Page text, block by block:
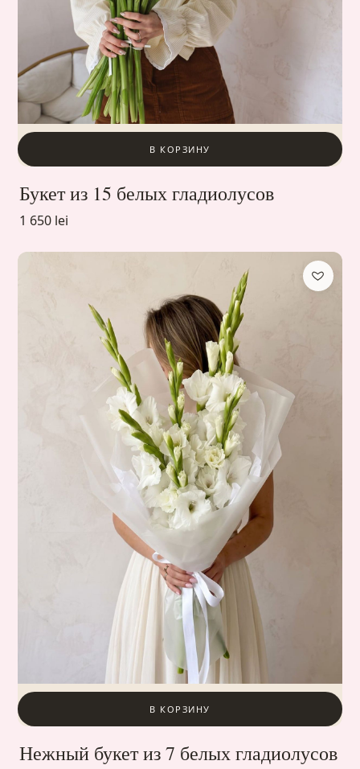
В КОРЗИНУ
Букет из 15 белых гладиолусов
1 650 lei
В КОРЗИНУ
Нежный букет из 7 белых гладиолусов